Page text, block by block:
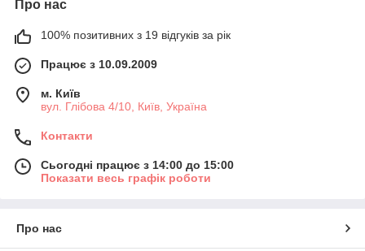
Про нас
100% позитивних з 19 відгуків за рік
Працює з 10.09.2009
м. Київ
вул. Глібова 4/10, Київ, Україна
Контакти
Сьогодні працює з 14:00 до 15:00
Показати весь графік роботи
Про нас